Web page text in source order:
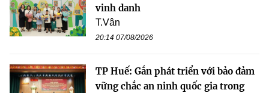
vinh danh
T.Vân
20:14 07/08/2026
TP Huế: Gắn phát triển với bảo đảm
vững chắc an ninh quốc gia trong